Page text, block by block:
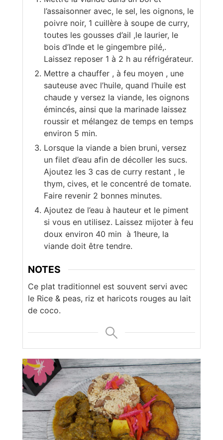
l’assaisonner avec, le sel, les oignons, le
poivre noir, 1 cuillère à soupe de curry,
toutes les gousses d’ail ,le laurier, le
bois d’Inde et le gingembre pilé,.
Laissez reposer 1 à 2 h au réfrigérateur.
Mettre a chauffer , à feu moyen , une
sauteuse avec l’huile, quand l’huile est
chaude y versez la viande, les oignons
émincés, ainsi que la marinade laissez
roussir et mélangez de temps en temps
environ 5 min.
Lorsque la viande a bien bruni, versez
un filet d’eau afin de décoller les sucs.
Ajoutez les 3 cas de curry restant , le
thym, cives, et le concentré de tomate.
Faire revenir 2 bonnes minutes.
Ajoutez de l’eau à hauteur et le piment
si vous en utilisez. Laissez mijoter à feu
doux environ 40 min à 1heure, la
viande doit être tendre.
NOTES
Ce plat traditionnel est souvent servi avec
le Rice & peas, riz et haricots rouges au lait
de coco.